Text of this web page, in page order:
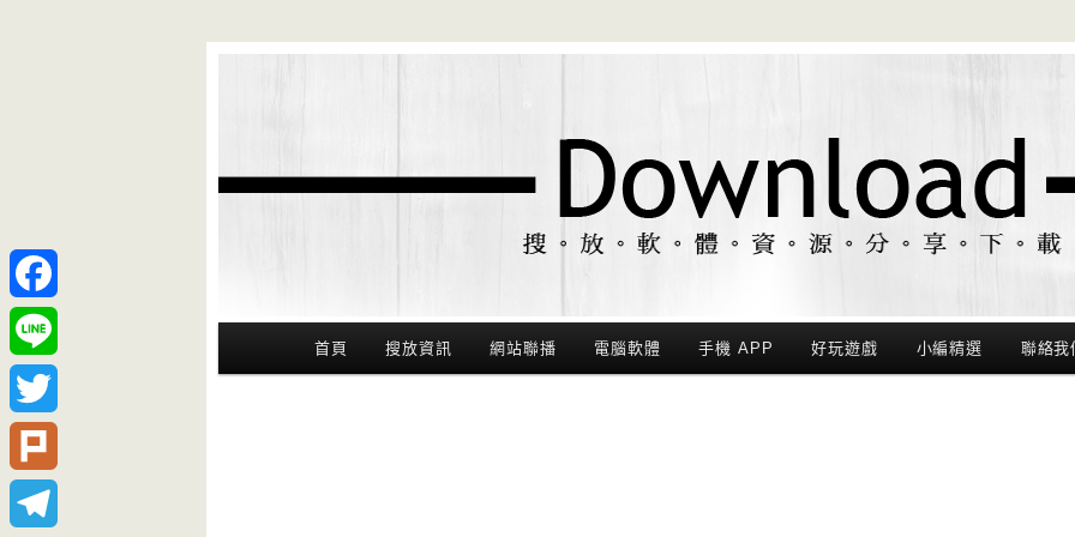
Main Menu
首頁 搜放資訊 網站聯播 電腦軟體 手機 APP 好玩遊戲 小編精選 聯絡我
Facebook
Line
Twitter
Plurk